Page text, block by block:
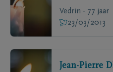
Vedrin - 77 jaar
23/03/2013
Jean-Pierre